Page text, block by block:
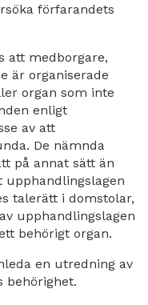
förfarandets
att medborgare,
är organiserade
organ som inte
enligt
av att
De nämnda
på annat sätt än
upphandlingslagen
talerätt i domstolar,
upphandlingslagen
behörigt organ.
en utredning av
behörighet.